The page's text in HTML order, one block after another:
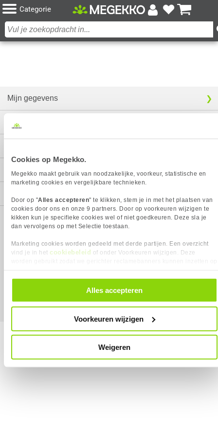
Cookies op Megekko.
Megekko maakt gebruik van noodzakelijke, voorkeur, statistische en
marketing cookies en vergelijkbare technieken.
Door op "Alles accepteren" te klikken, stem je in met het plaatsen van
cookies door ons en onze 9 partners. Door op voorkeuren wijzigen te
kikken kun je specifieke cookies wel of niet goedkeuren. Deze sla je
dan vervolgens op met Selectie toestaan.
Marketing cookies worden gedeeld met derde partijen. Een overzicht
vind je in het cookiebeleid of onder Voorkeuren wijzigen. Deze
alle cookies. Je kunt je gegeven toestemming altijd intrekken, dit doe je
door in de footer van onze website te klikken op ‘Cookievoorkeuren’
Alles accepteren
Voorkeuren wijzigen
Weigeren
Categorie
Mijn gegevens
Service
Megekko